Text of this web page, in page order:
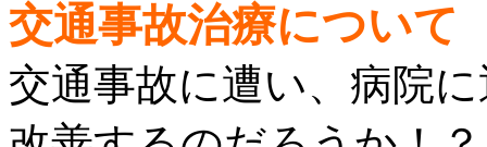
交通事故治療について
交通事故に遭い、病院